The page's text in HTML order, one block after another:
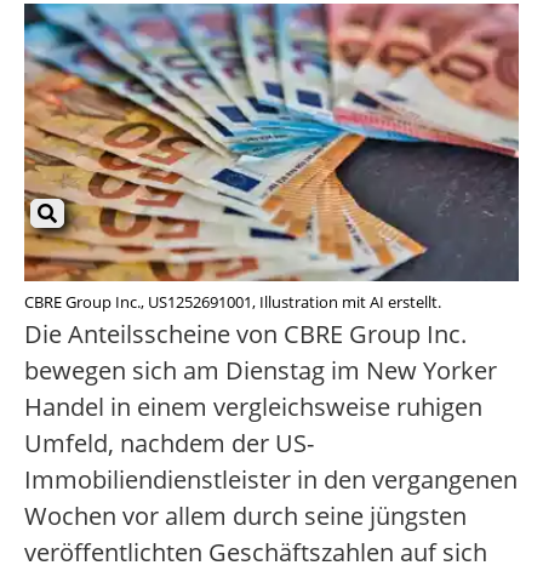
CBRE Group Inc., US1252691001, Illustration mit AI erstellt.
Die Anteilsscheine von CBRE Group Inc.
bewegen sich am Dienstag im New Yorker
Handel in einem vergleichsweise ruhigen
Umfeld, nachdem der US-
Immobiliendienstleister in den vergangenen
Wochen vor allem durch seine jüngsten
veröffentlichten Geschäftszahlen auf sich